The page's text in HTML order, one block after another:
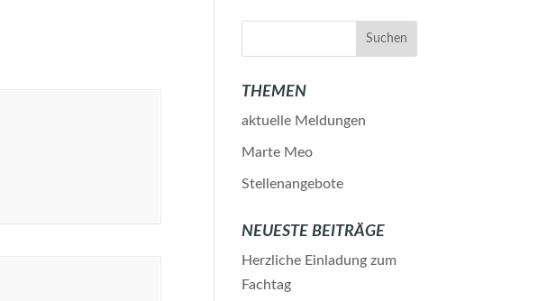
THEMEN
aktuelle Meldungen
Marte Meo
Stellenangebote
NEUESTE BEITRÄGE
Herzliche Einladung zum
Fachtag